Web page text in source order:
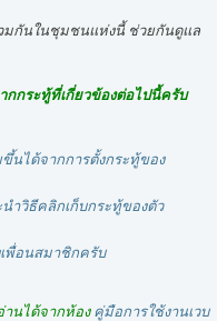
มกันในชุมชนแห่งนี้ ช่วยกันดูแล
กกระทู้ที่เกี่ยวข้องต่อไปนี้ครับ
นได้จากการตั้งกระทู้ของ
ำวิธีคลิกเก็บกระทู้ของตัว
พื่อนสมาชิกครับ
านได้จากห้อง คู่มือการใช้งานเวบ